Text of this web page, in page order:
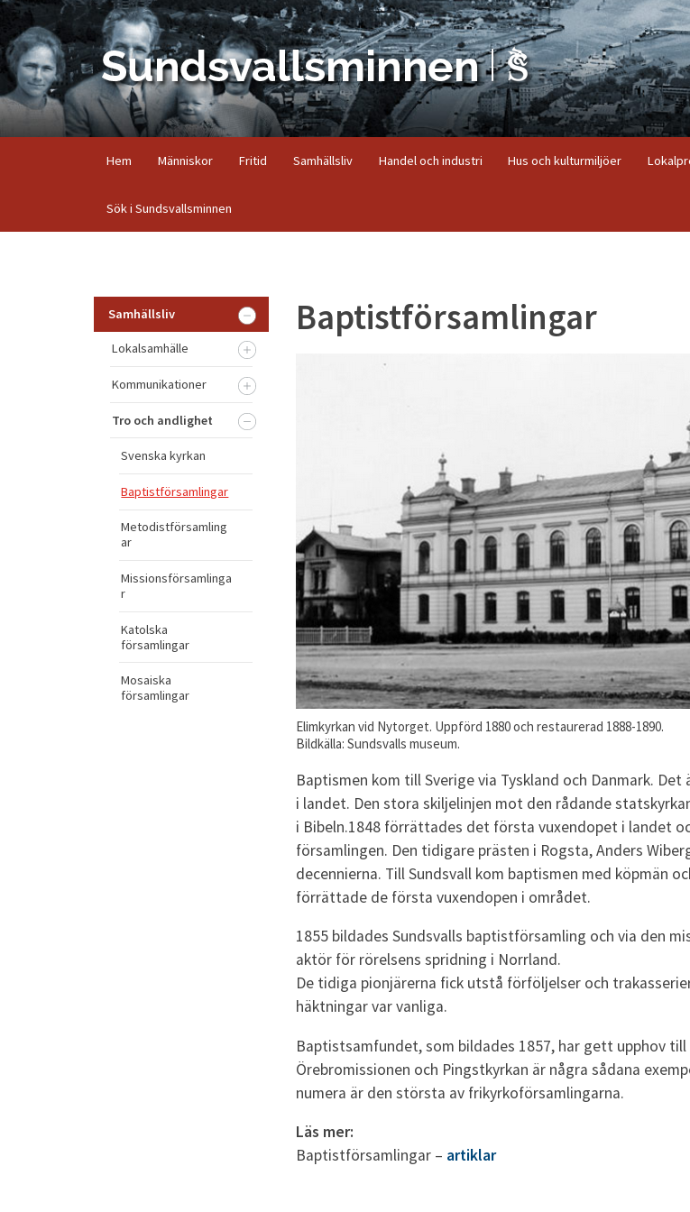
Hem Människor Fritid Samhällsliv Handel och industri Hus och kulturmiljöer
Sök i Sundsvallsminnen
Samhällsliv
Lokalsamhälle
Kommunikationer
Tro och andlighet
Svenska kyrkan
Baptistförsamlingar
Metodistförsamling
ar
Missionsförsamlinga
r
Katolska
församlingar
Mosaiska
församlingar
Baptistförsamlingar
Elimkyrkan vid Nytorget. Uppförd 1880 och restaurerad 1888-1890.
Bildkälla: Sundsvalls museum.
Baptismen kom till Sverige via Tyskland och Danmark.
i landet. Den stora skiljelinjen mot den rådande
i Bibeln.1848 förrättades det första vuxendopet i landet
församlingen. Den tidigare prästen i Rogsta, Anders
decennierna. Till Sundsvall kom baptismen med köpmän
förrättade de första vuxendopen i området.
1855 bildades Sundsvalls baptistförsamling och via den
aktör för rörelsens spridning i Norrland.
De tidiga pionjärerna fick utstå förföljelser och
häktningar var vanliga.
Baptistsamfundet, som bildades 1857, har gett upphov
Örebromissionen och Pingstkyrkan är några sådana
numera är den största av frikyrkoförsamlingarna.
Läs mer:
Baptistförsamlingar – artiklar